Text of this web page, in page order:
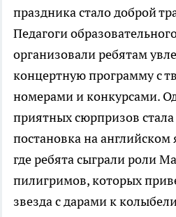
праздника стало доброй
Педагоги
организовали ребятам
концертную программу с
номерами и конкурсами.
приятных сюрпризов стала
постановка на английском
где ребята сыграли роли
пилигримов, которых
звезда с дарами к